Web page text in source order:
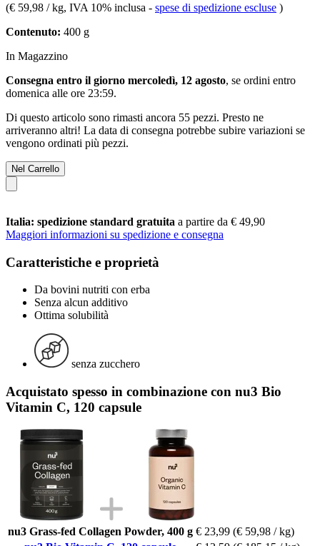
(€ 59,98 / kg, IVA 10% inclusa - spese di spedizione escluse )
Contenuto: 400 g
In Magazzino
Consegna entro il giorno mercoledì, 12 agosto, se ordini entro
domenica alle ore 23:59.
Di questo articolo sono rimasti ancora 55 pezzi. Presto ne
arriveranno altri! La data di consegna potrebbe subire variazioni se
vengono ordinati più pezzi.
Nel Carrello
Italia: spedizione standard gratuita a partire da € 49,90
Maggiori informazioni su spedizione e consegna
Caratteristiche e proprietà
Da bovini nutriti con erba
Senza alcun additivo
Ottima solubilità
senza zucchero
Acquistato spesso in combinazione con nu3 Bio
Vitamin C, 120 capsule
nu3 Grass-fed Collagen Powder, 400 g € 23,99 (€ 59,98 / kg)